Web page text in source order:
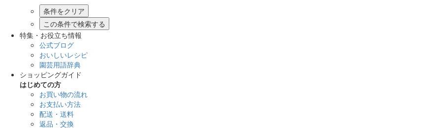
この条件で検索する
特集・お役立ち情報
公式ブログ
おいしいレシピ
園芸用語辞典
ショッピングガイド
はじめての方
お買い物の流れ
お支払い方法
配送・送料
返品・交換